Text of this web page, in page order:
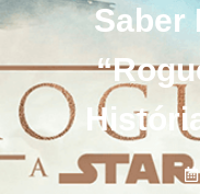
Saber